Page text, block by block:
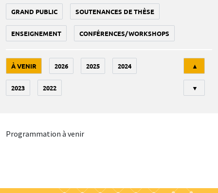
GRAND PUBLIC SOUTENANCES DE THÈSE
ENSEIGNEMENT CONFÉRENCES/WORKSHOPS
À VENIR 2026 2025 2024
2023 2022
▲
▼
Programmation à venir